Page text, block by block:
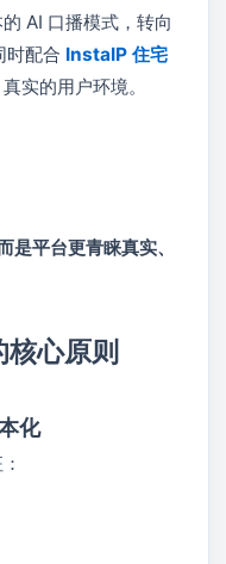
AI 口播模式，转向
时配合 InstaIP 住宅
实的用户环境。
是平台更青睐真实、
心原则
化